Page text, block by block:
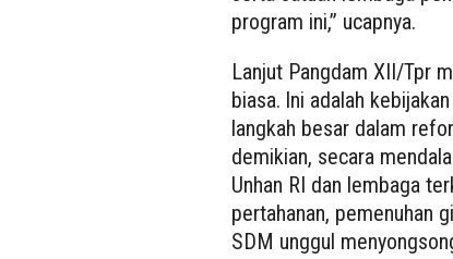
program ini,” ucapnya.
Lanjut Pangdam XII/Tpr
biasa. lni adalah
langkah besar dalam
demikian, secara
Unhan RI dan lembaga
pertahanan, pemenuhan
SDM unggul